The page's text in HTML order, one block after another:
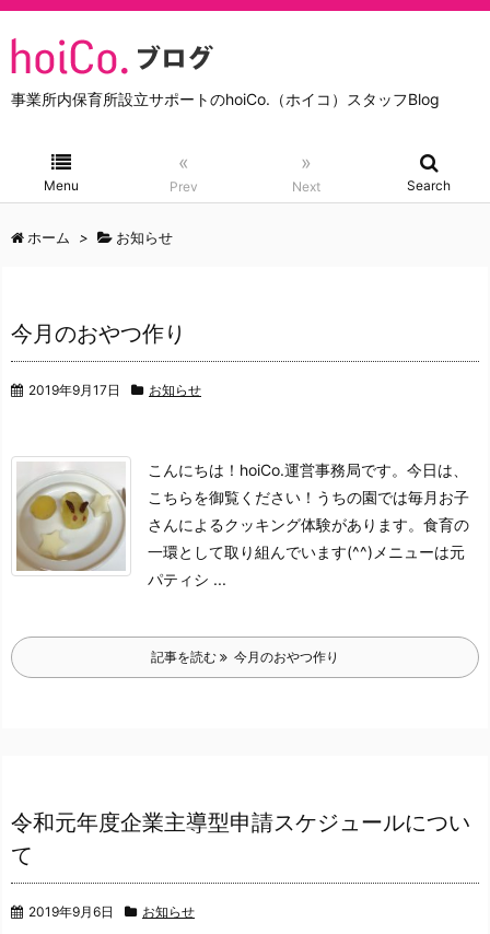
事業所内保育所設立サポートのhoiCo.（ホイコ）スタッフBlog
Menu
«
Prev
»
Next Search
ホーム > お知らせ
今月のおやつ作り
2019年9月17日 お知らせ
こんにちは！hoiCo.運営事務局です。 今日は、
こちらを御覧ください！ うちの園では毎月お子
さんによるクッキング体験があります。 食育の
一環として取り組んでいます(^^) メニューは元
パティシ ...
記事を読む 今月のおやつ作り
令和元年度企業主導型申請スケジュールについ
て
2019年9月6日 お知らせ